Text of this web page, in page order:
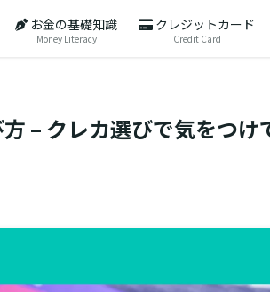
お金の基礎知識
Money Literacy
クレジットカード
Credit Card
– クレカ選びで気をつけ